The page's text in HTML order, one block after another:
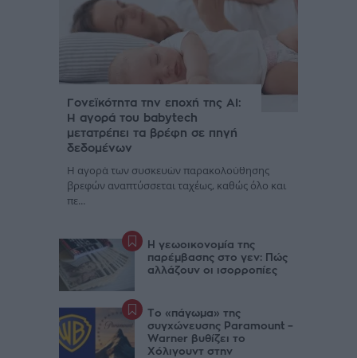
Γονεϊκότητα την εποχή της AI:
Η αγορά του babytech
μετατρέπει τα βρέφη σε πηγή
δεδομένων
Η αγορά των συσκευών παρακολούθησης
βρεφών αναπτύσσεται ταχέως, καθώς όλο και
πε...
Η γεωοικονομία της
παρέμβασης στο γεν: Πώς
αλλάζουν οι ισορροπίες
Το «πάγωμα» της
συγχώνευσης Paramount –
Warner βυθίζει το
Χόλιγουντ στην